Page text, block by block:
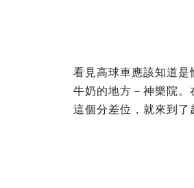
看見高球車應該知道
牛奶的地方－神樂院。
這個分差位，就來到